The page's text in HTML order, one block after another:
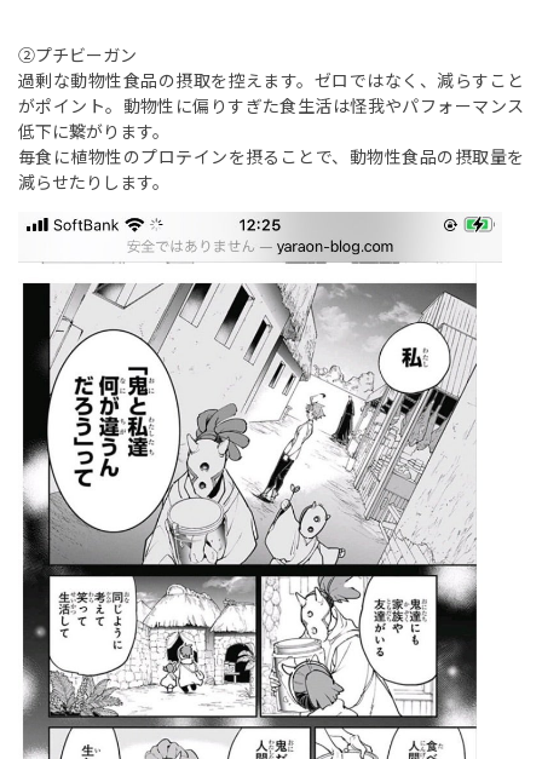
②プチビーガン
過剰な動物性食品の摂取を控えます。ゼロではなく、減らすこと
がポイント。動物性に偏りすぎた食生活は怪我やパフォーマンス
低下に繋がります。
毎食に植物性のプロテインを摂ることで、動物性食品の摂取量を
減らせたりします。